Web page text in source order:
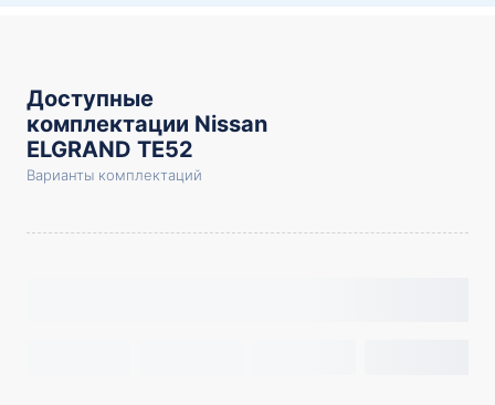
Доступные
комплектации Nissan
ELGRAND TE52
Варианты комплектаций